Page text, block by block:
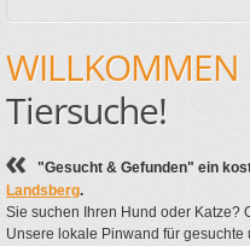
WILLKOMMEN
Tiersuche!
"Gesucht & Gefunden" ein
Landsberg.
Sie suchen Ihren Hund oder Katze?
Unsere lokale Pinwand für